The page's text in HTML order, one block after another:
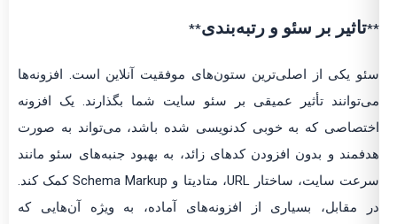
**تاثیر بر سئو و رتبه‌بندی**
سئو یکی از اصلی‌ترین ستون‌های موفقیت آنلاین است. افزونه‌ها
می‌توانند تأثیر عمیقی بر سئو سایت شما بگذارند. یک افزونه
اختصاصی که به خوبی کدنویسی شده باشد، می‌تواند به صورت
هدفمند و بدون افزودن کدهای زائد، به بهبود جنبه‌های سئو مانند
سرعت سایت، ساختار URL، متادیتا و Schema Markup کمک کند.
در مقابل، بسیاری از افزونه‌های آماده، به ویژه آن‌هایی که